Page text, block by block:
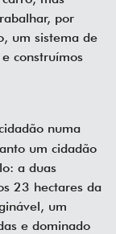
por
um sistema de
construímos
numa
um cidadão
a duas
23 hectares da
um
e dominado